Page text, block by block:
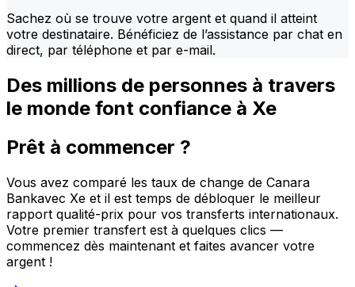
Sachez où se trouve votre argent et quand il atteint
votre destinataire. Bénéficiez de l’assistance par chat en
direct, par téléphone et par e-mail.
Des millions de personnes à travers
le monde font confiance à Xe
Prêt à commencer ?
Vous avez comparé les taux de change de Canara
Bankavec Xe et il est temps de débloquer le meilleur
rapport qualité-prix pour vos transferts internationaux.
Votre premier transfert est à quelques clics —
commencez dès maintenant et faites avancer votre
argent !